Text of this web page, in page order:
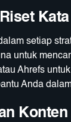
setiap
untuk
Ahrefs
Anda